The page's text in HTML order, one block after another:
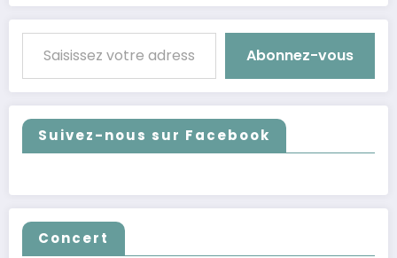
Saisissez votre adresse e-mail…
Abonnez-vous
Suivez-nous sur Facebook
Concert